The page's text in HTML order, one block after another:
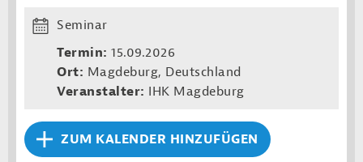
Seminar
Termin: 15.09.2026
Ort: Magdeburg, Deutschland
Veranstalter: IHK Magdeburg
ZUM KALENDER HINZUFÜGEN